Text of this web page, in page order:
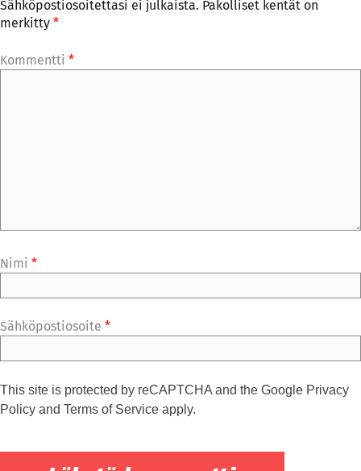
Sähköpostiosoitettasi ei julkaista. Pakolliset kentät on
merkitty *
Kommentti *
Nimi *
Sähköpostiosoite *
This site is protected by reCAPTCHA and the Google Privacy
Policy and Terms of Service apply.